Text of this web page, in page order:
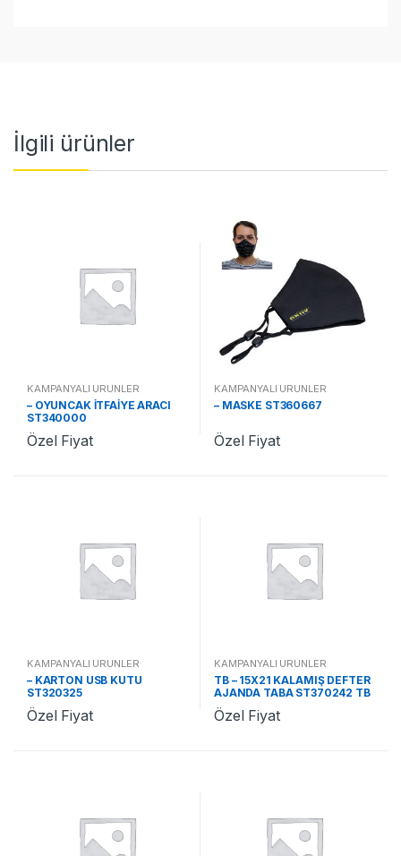
İlgili ürünler
KAMPANYALI ÜRÜNLER
– OYUNCAK İTFAİYE ARACI
ST340000
Özel Fiyat
KAMPANYALI ÜRÜNLER
– MASKE ST360667
Özel Fiyat
KAMPANYALI ÜRÜNLER
– KARTON USB KUTU
ST320325
Özel Fiyat
KAMPANYALI ÜRÜNLER
TB – 15X21 KALAMIŞ DEFTER
AJANDA TABA ST370242 TB
Özel Fiyat